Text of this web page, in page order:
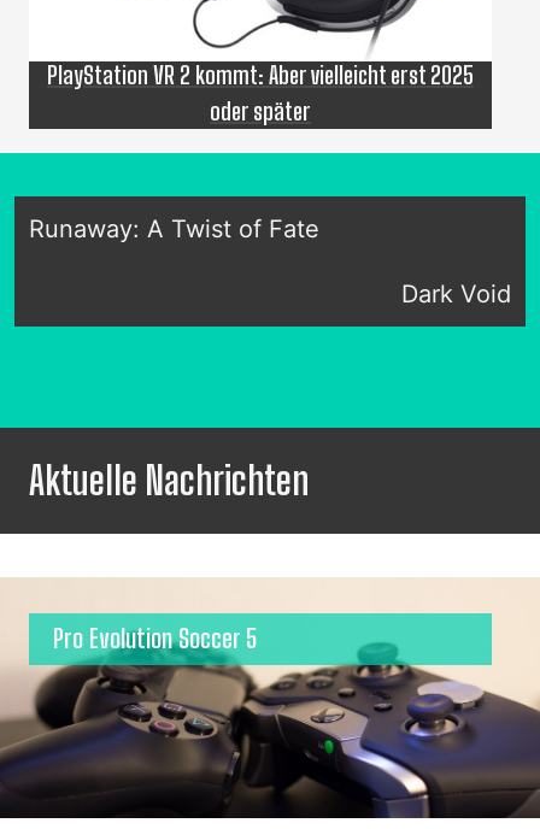
PlayStation VR 2 kommt: Aber vielleicht erst 2025
oder später
Runaway: A Twist of Fate
Dark Void
Aktuelle Nachrichten
Pro Evolution Soccer 5